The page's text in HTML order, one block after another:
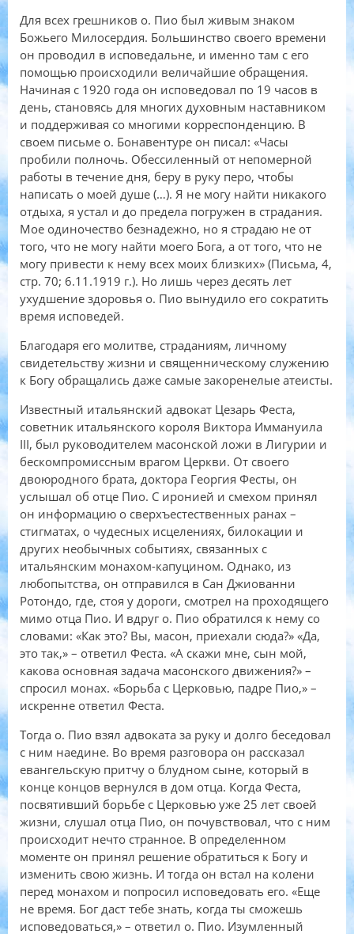
Для всех грешников о. Пио был живым знаком
Божьего Милосердия. Большинство своего времени
он проводил в исповедальне, и именно там с его
помощью происходили величайшие обращения.
Начиная с 1920 года он исповедовал по 19 часов в
день, становясь для многих духовным наставником
и поддерживая со многими корреспонденцию. В
своем письме о. Бонавентуре он писал: «Часы
пробили полночь. Обессиленный от непомерной
работы в течение дня, беру в руку перо, чтобы
написать о моей душе (…). Я не могу найти никакого
отдыха, я устал и до предела погружен в страдания.
Мое одиночество безнадежно, но я страдаю не от
того, что не могу найти моего Бога, а от того, что не
могу привести к нему всех моих близких» (Письма, 4,
стр. 70; 6.11.1919 г.). Но лишь через десять лет
ухудшение здоровья о. Пио вынудило его сократить
время исповедей.
Благодаря его молитве, страданиям, личному
свидетельству жизни и священническому служению
к Богу обращались даже самые закоренелые атеисты.
Известный итальянский адвокат Цезарь Феста,
советник итальянского короля Виктора Иммануила
III, был руководителем масонской ложи в Лигурии и
бескомпромиссным врагом Церкви. От своего
двоюродного брата, доктора Георгия Фесты, он
услышал об отце Пио. С иронией и смехом принял
он информацию о сверхъестественных ранах –
стигматах, о чудесных исцелениях, билокации и
других необычных событиях, связанных с
итальянским монахом-капуцином. Однако, из
любопытства, он отправился в Сан Джиованни
Ротондо, где, стоя у дороги, смотрел на проходящего
мимо отца Пио. И вдруг о. Пио обратился к нему со
словами: «Как это? Вы, масон, приехали сюда?» «Да,
это так,» – ответил Феста. «А скажи мне, сын мой,
какова основная задача масонского движения?» –
спросил монах. «Борьба с Церковью, падре Пио,» –
искренне ответил Феста.
Тогда о. Пио взял адвоката за руку и долго беседовал
с ним наедине. Во время разговора он рассказал
евангельскую притчу о блудном сыне, который в
конце концов вернулся в дом отца. Когда Феста,
посвятивший борьбе с Церковью уже 25 лет своей
жизни, слушал отца Пио, он почувствовал, что с ним
происходит нечто странное. В определенном
моменте он принял решение обратиться к Богу и
изменить свою жизнь. И тогда он встал на колени
перед монахом и попросил исповедовать его. «Еще
не время. Бог даст тебе знать, когда ты сможешь
исповедоваться,» – ответил о. Пио. Изумленный